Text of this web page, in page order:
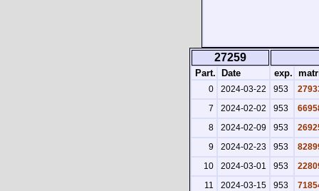
27259
Part. Date exp.
0 2024-03-22 953
7
2024-02-02 953
8
2024-02-09 953
9
2024-02-23 953
10
2024-03-01 953
11
2024-03-15 953